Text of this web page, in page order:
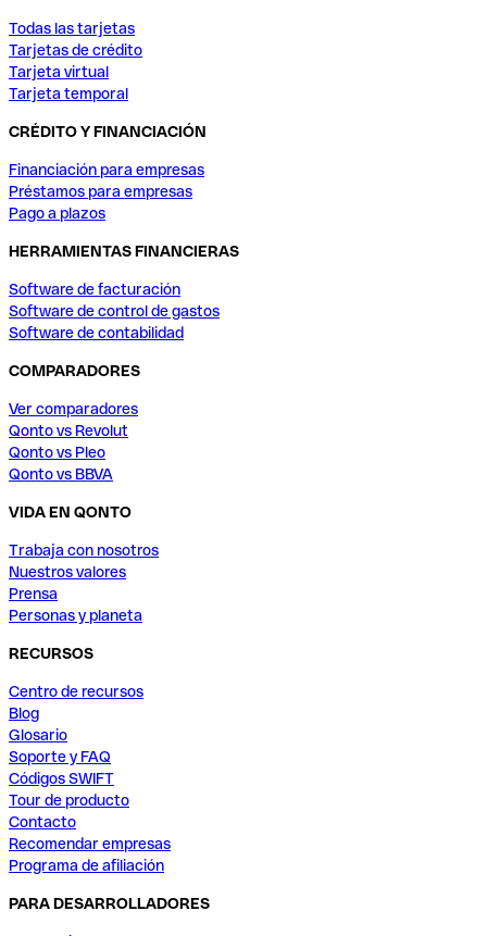
Todas las tarjetas
Tarjetas de crédito
Tarjeta virtual
Tarjeta temporal
CRÉDITO Y FINANCIACIÓN
Financiación para empresas
Préstamos para empresas
Pago a plazos
HERRAMIENTAS FINANCIERAS
Software de facturación
Software de control de gastos
Software de contabilidad
COMPARADORES
Ver comparadores
Qonto vs Revolut
Qonto vs Pleo
Qonto vs BBVA
VIDA EN QONTO
Trabaja con nosotros
Nuestros valores
Prensa
Personas y planeta
RECURSOS
Centro de recursos
Blog
Glosario
Soporte y FAQ
Códigos SWIFT
Tour de producto
Contacto
Recomendar empresas
Programa de afiliación
PARA DESARROLLADORES